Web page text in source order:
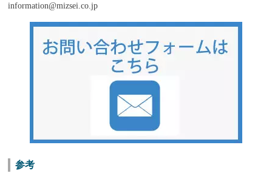
information@mizsei.co.jp
参考